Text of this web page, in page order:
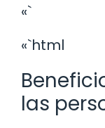
«`
«`html
las